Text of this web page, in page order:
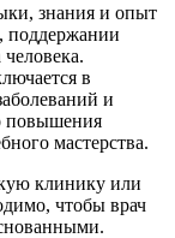
знания и опыт
поддержании
в
и
повышения
мастерства.
клинику или
чтобы врач